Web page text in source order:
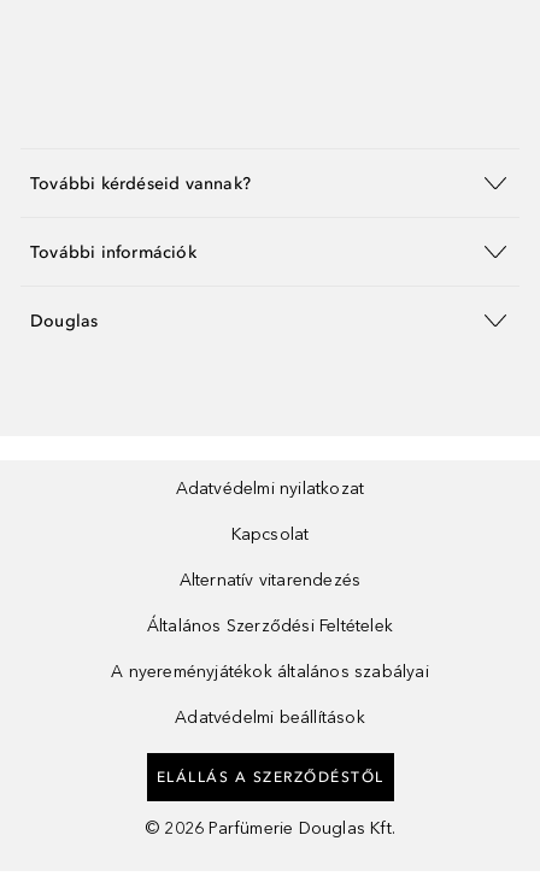
További kérdéseid vannak?
További információk
Douglas
Adatvédelmi nyilatkozat
Kapcsolat
Alternatív vitarendezés
Általános Szerződési Feltételek
A nyereményjátékok általános szabályai
Adatvédelmi beállítások
ELÁLLÁS A SZERZŐDÉSTŐL
© 2026 Parfümerie Douglas Kft.